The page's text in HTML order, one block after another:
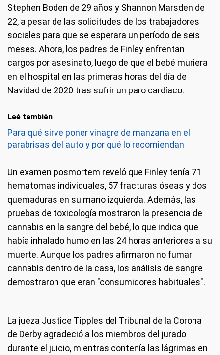
Stephen Boden de 29 años y Shannon Marsden de
22, a pesar de las solicitudes de los trabajadores
sociales para que se esperara un período de seis
meses. Ahora, los padres de Finley enfrentan
cargos por asesinato, luego de que el bebé muriera
en el hospital en las primeras horas del día de
Navidad de 2020 tras sufrir un paro cardíaco.
Leé también
Para qué sirve poner vinagre de manzana en el
parabrisas del auto y por qué lo recomiendan
Un examen posmortem reveló que Finley tenía 71
hematomas individuales, 57 fracturas óseas y dos
quemaduras en su mano izquierda. Además, las
pruebas de toxicología mostraron la presencia de
cannabis en la sangre del bebé, lo que indica que
había inhalado humo en las 24 horas anteriores a su
muerte. Aunque los padres afirmaron no fumar
cannabis dentro de la casa, los análisis de sangre
demostraron que eran "consumidores habituales".
La jueza Justice Tipples del Tribunal de la Corona
de Derby agradeció a los miembros del jurado
durante el juicio, mientras contenía las lágrimas en